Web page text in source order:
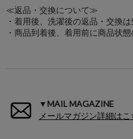
≪返品・交換について≫
・着用後、洗濯後の返品・交換は
・商品到着後、着用前に商品状
▼MAIL MAGAZINE
メールマガジン詳細はこ